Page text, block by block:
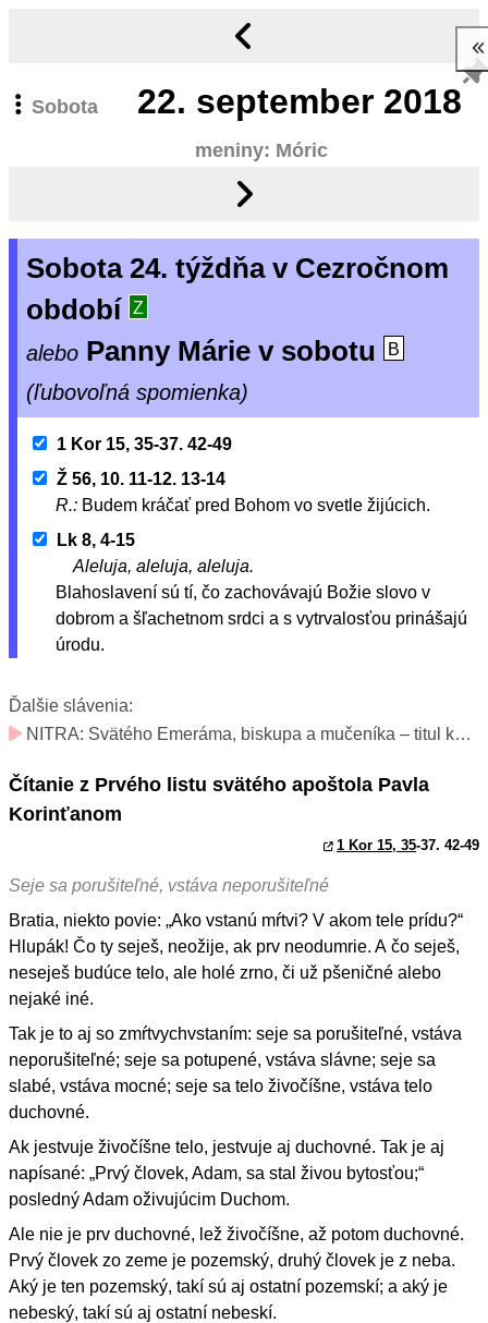
Sobota 22. september 2018
meniny: Móric
Sobota 24. týždňa v Cezročnom
období
Z
alebo Panny Márie v sobotu B
(ľubovoľná spomienka)
1 Kor 15, 35-37. 42-49
Ž 56, 10. 11-12. 13-14
R.: Budem kráčať pred Bohom vo svetle žijúcich.
Lk 8, 4-15
Aleluja, aleluja, aleluja.
Blahoslavení sú tí, čo zachovávajú Božie slovo v
dobrom a šľachetnom srdci a s vytrvalosťou prinášajú
úrodu.
Ďalšie slávenia:
NITRA: Svätého Emeráma, biskupa a mučeníka – titul katedrály (v diecéze spomienka; v katedrále slávnosť)
Čítanie z Prvého listu svätého apoštola Pavla
Korinťanom
1 Kor 15, 35-37. 42-49
Seje sa porušiteľné, vstáva neporušiteľné
Bratia, niekto povie: „Ako vstanú mŕtvi? V akom tele prídu?“
Hlupák! Čo ty seješ, neožije, ak prv neodumrie. A čo seješ,
neseješ budúce telo, ale holé zrno, či už pšeničné alebo
nejaké iné.
Tak je to aj so zmŕtvychvstaním: seje sa porušiteľné, vstáva
neporušiteľné; seje sa potupené, vstáva slávne; seje sa
slabé, vstáva mocné; seje sa telo živočíšne, vstáva telo
duchovné.
Ak jestvuje živočíšne telo, jestvuje aj duchovné. Tak je aj
napísané: „Prvý človek, Adam, sa stal živou bytosťou;“
posledný Adam oživujúcim Duchom.
Ale nie je prv duchovné, lež živočíšne, až potom duchovné.
Prvý človek zo zeme je pozemský, druhý človek je z neba.
Aký je ten pozemský, takí sú aj ostatní pozemskí; a aký je
nebeský, takí sú aj ostatní nebeskí.